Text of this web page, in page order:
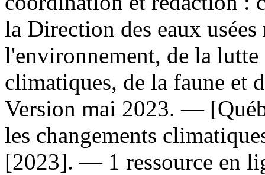
la Direction des eaux
l'environnement, de la lutte
climatiques, de la faune
Version mai 2023. —
les changements
[2023]. — 1 ressource en